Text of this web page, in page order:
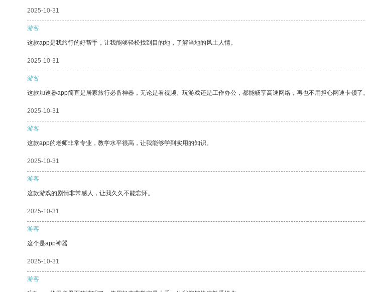
2025-10-31
游客
这款app是我旅行的好帮手，让我能够轻松找到目的地，了解当地的风土人情。
2025-10-31
游客
这款加速器app简直是居家旅行必备神器，无论是看视频、玩游戏还是工作办公，都能畅享高速网络，再也不用担心网速卡顿了。
2025-10-31
游客
这款app的老师非常专业，教学水平很高，让我能够学到实用的知识。
2025-10-31
游客
这款游戏的剧情非常感人，让我久久不能忘怀。
2025-10-31
游客
这个是app神器
2025-10-31
游客